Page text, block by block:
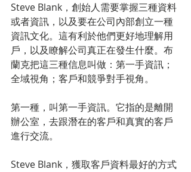
Steve Blank，創始人需要掌握三種資料
或者資訊，以及要在公司內部創立一種
資訊文化。這有利於他們更好地理解用
戶，以及瞭解公司真正在發生什麼。布
蘭克把這三種信息叫做：第一手資訊；
全域視角；客戶和競爭對手視角。
第一種，叫第一手資訊。它指的是離開
辦公室，去跟潛在的客戶和真實的客戶
進行交流。
Steve Blank，獲取客戶資料最好的方式